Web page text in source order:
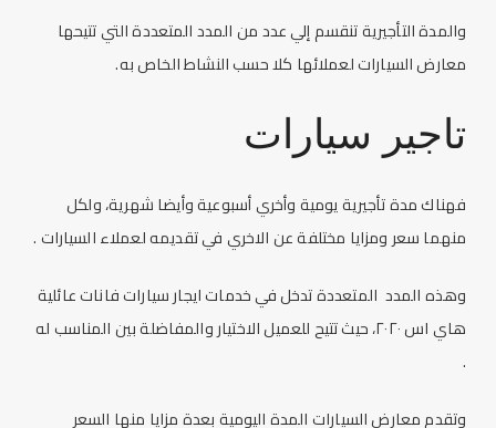
والمدة التأجيرية تنقسم إلي عدد من المدد المتعددة التي تتيحها
معارض السياراتلعملائها كلا حسب النشاط الخاص به.
تاجير سيارات
فهناك مدة تأجيرية يومية وأخري أسبوعية وأيضا شهرية، ولكل
منهما سعر ومزايا مختلفة عن الاخري في تقديمه لعملاء السيارات .
وهذه المدد المتعددة تدخل في خدماتايجار سياراتفانات عائلية
هاي اس ٢٠٢٠، حيث تتيح للعميل الاختيار والمفاضلة بين المناسب له
.
وتقدممعارض السيارات المدة اليومية بعدة مزايا منها السعر